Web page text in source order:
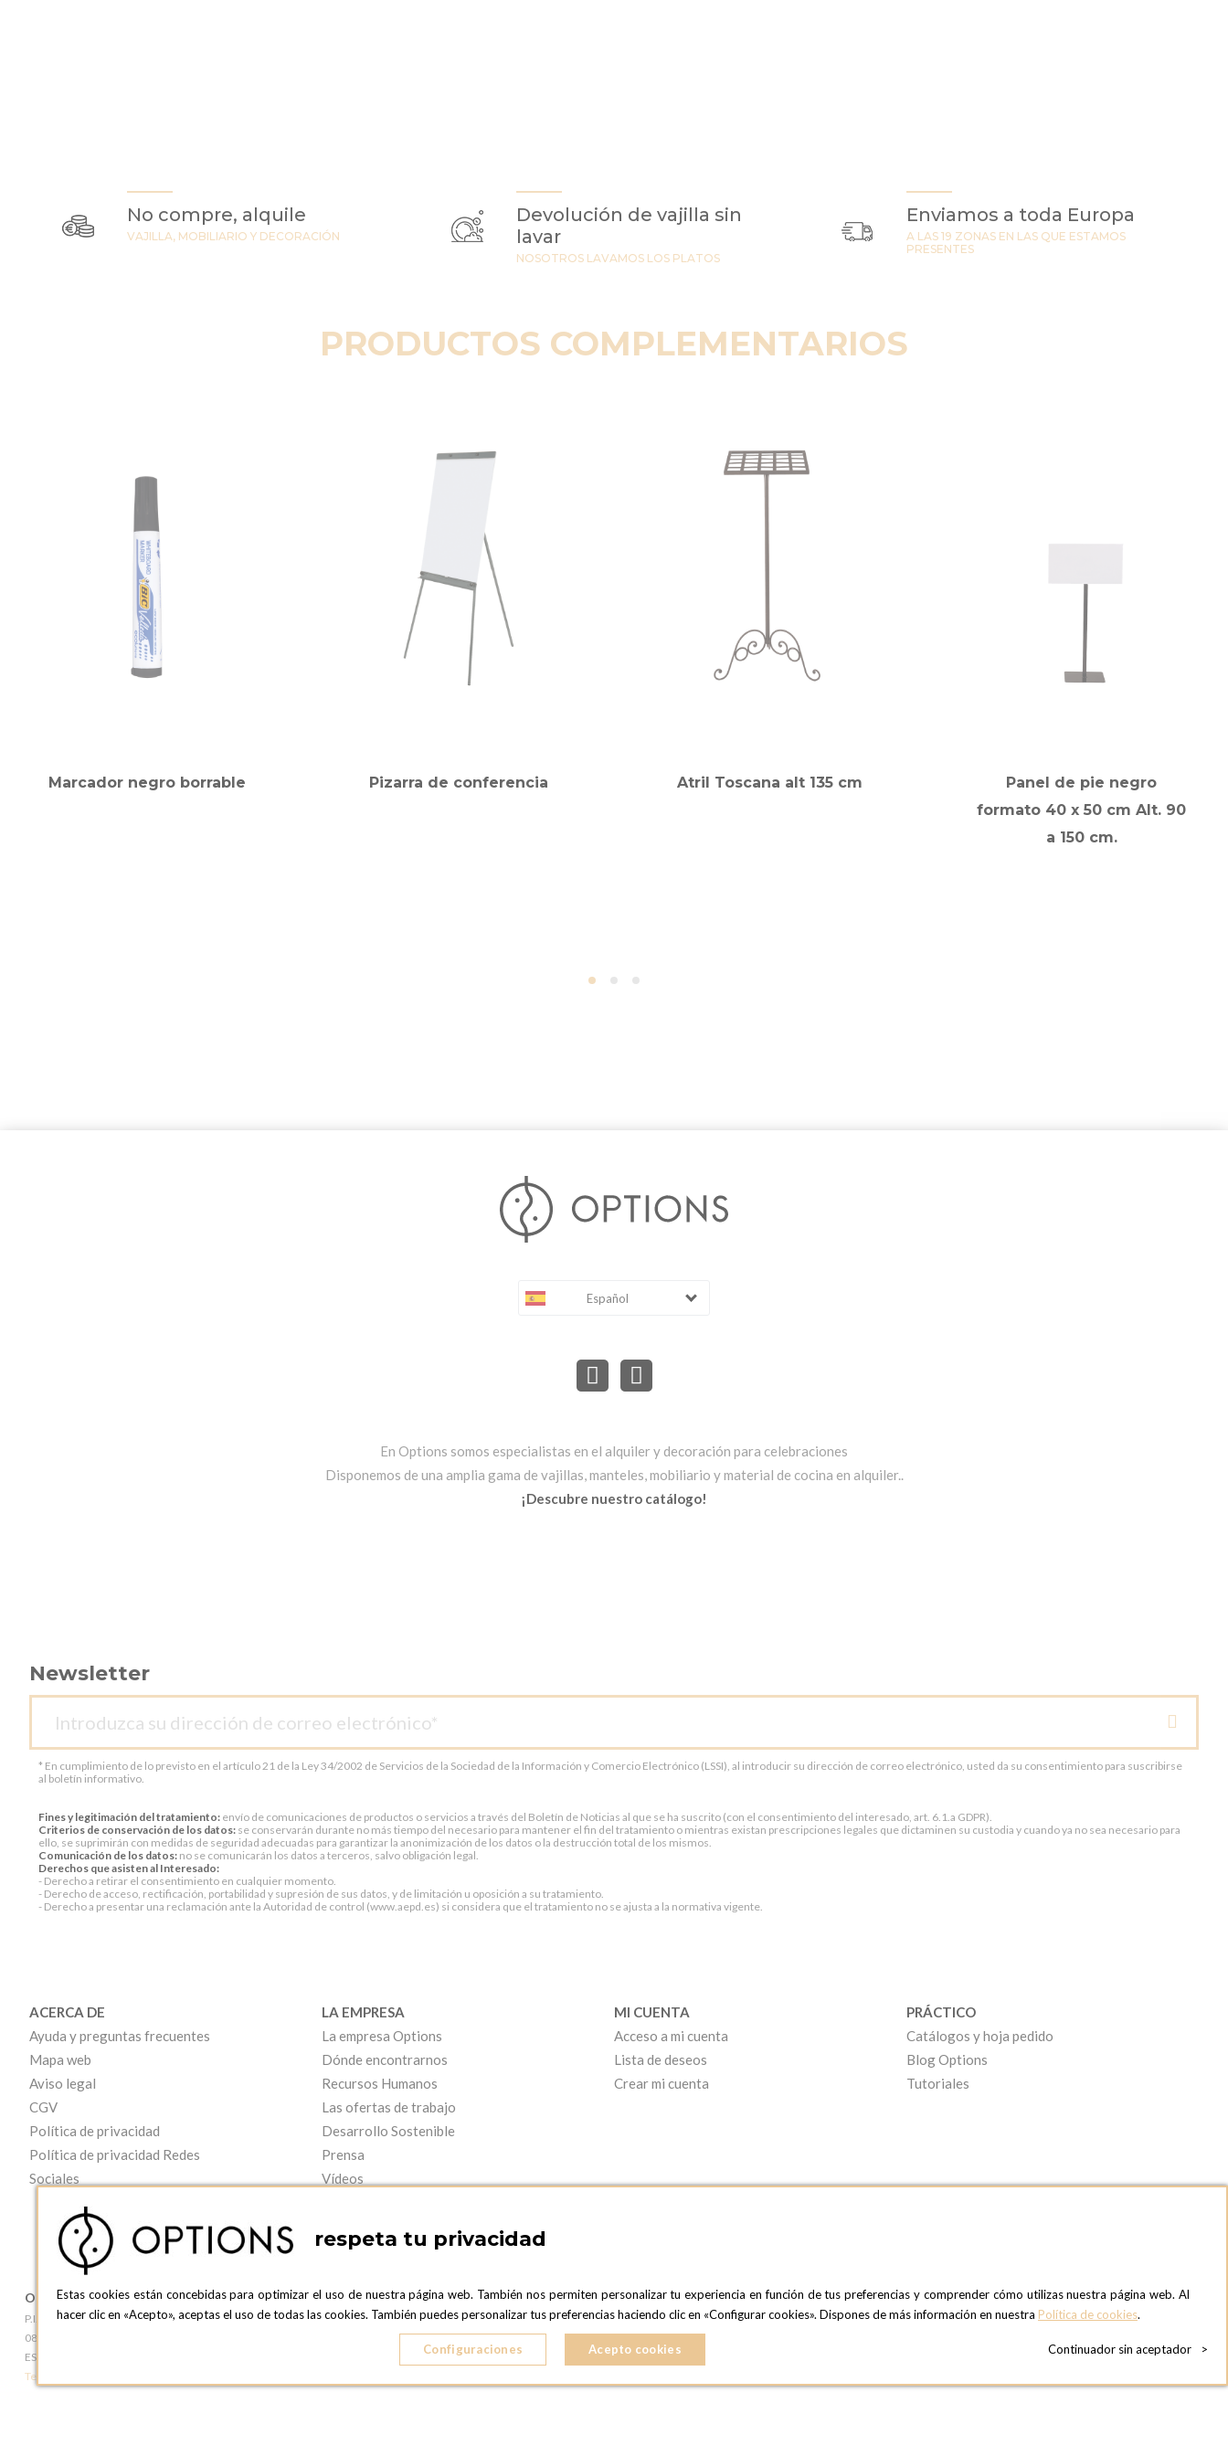
No compre, alquile
VAJILLA, MOBILIARIO Y DECORACIÓN
Devolución de vajilla sin
lavar
NOSOTROS LAVAMOS LOS PLATOS
Enviamos a toda Europa
A LAS 19 ZONAS EN LAS QUE ESTAMOS
PRESENTES
PRODUCTOS COMPLEMENTARIOS
Marcador negro borrable Pizarra de conferencia Atril Toscana alt 135 cm
Panel de pie negro
formato 40 x 50 cm Alt. 90
a 150 cm.
Español
En Options somos especialistas en el alquiler y decoración para celebraciones
Disponemos de una amplia gama de vajillas, manteles, mobiliario y material de cocina en alquiler..
¡Descubre nuestro catálogo!
Newsletter
* En cumplimiento de lo previsto en el artículo 21 de la Ley 34/2002 de Servicios de la Sociedad de la Información y Comercio Electrónico (LSSI), al introducir su dirección de correo electrónico, usted da su consentimiento para suscribirse
al boletín informativo.
Fines y legitimación del tratamiento: envío de comunicaciones de productos o servicios a través del Boletín de Noticias al que se ha suscrito (con el consentimiento del interesado, art. 6.1.a GDPR).
Criterios de conservación de los datos: se conservarán durante no más tiempo del necesario para mantener el fin del tratamiento o mientras existan prescripciones legales que dictaminen su custodia y cuando ya no sea necesario para
ello, se suprimirán con medidas de seguridad adecuadas para garantizar la anonimización de los datos o la destrucción total de los mismos.
Comunicación de los datos: no se comunicarán los datos a terceros, salvo obligación legal.
Derechos que asisten al Interesado:
- Derecho a retirar el consentimiento en cualquier momento.
- Derecho de acceso, rectificación, portabilidad y supresión de sus datos, y de limitación u oposición a su tratamiento.
- Derecho a presentar una reclamación ante la Autoridad de control (www.aepd.es) si considera que el tratamiento no se ajusta a la normativa vigente.
ACERCA DE
Ayuda y preguntas frecuentes
Mapa web
Aviso legal
CGV
Política de privacidad
Política de privacidad Redes
Sociales
LA EMPRESA
La empresa Options
Dónde encontrarnos
Recursos Humanos
Las ofertas de trabajo
Desarrollo Sostenible
Prensa
Vídeos
MI CUENTA
Acceso a mi cuenta
Lista de deseos
Crear mi cuenta
PRÁCTICO
Catálogos y hoja pedido
Blog Options
Tutoriales
OPTIONS BARCELONA
P.I. Can Bernades-Subirà, C/ Ripollès, 12
08130 Santa Perpetua de Moguda, Barcelona
ESPAñA
Teléfono:
OPTIONS BARCELONA SHOWROOM
c/ Laforja, 102
08021 BARCELONA
OPTIONS MADRID
C. Lucio Emilio Cándido, 6,
28803 Alcalá de Henares, Madrid
ESPAñA
OPTIONS MADRID SHOWROOM
C/ Bárbara de Braganza, 2
respeta tu privacidad
Estas cookies están concebidas para optimizar el uso de nuestra página web. También nos permiten personalizar tu experiencia en función de tus preferencias y comprender cómo utilizas nuestra página web. Al
hacer clic en «Acepto», aceptas el uso de todas las cookies. También puedes personalizar tus preferencias haciendo clic en «Configurar cookies». Dispones de más información en nuestra Política de cookies.
Configuraciones Acepto cookies Continuador sin aceptador >